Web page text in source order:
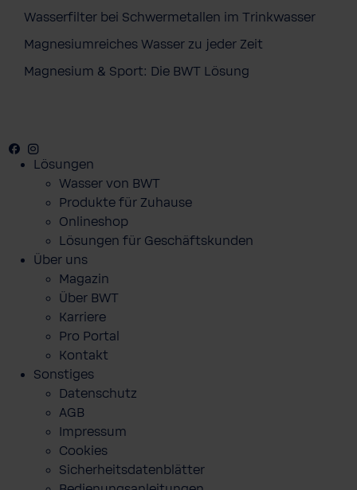
Wasserfilter bei Schwermetallen im Trinkwasser
Magnesiumreiches Wasser zu jeder Zeit
Magnesium & Sport: Die BWT Lösung
Facebook
Youtube
Lösungen
Wasser von BWT
Produkte für Zuhause
Onlineshop
Lösungen für Geschäftskunden
Über uns
Magazin
Über BWT
Karriere
Pro Portal
Kontakt
Sonstiges
Datenschutz
AGB
Impressum
Cookies
Sicherheitsdatenblätter